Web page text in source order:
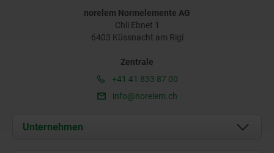
norelem Normelemente AG
Chli Ebnet 1
6403 Küssnacht am Rigi
Zentrale
+41 41 833 87 00
info@norelem.ch
Unternehmen